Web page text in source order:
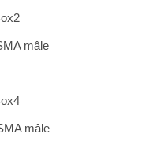
mâle
mâle